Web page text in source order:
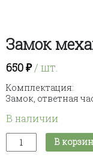
Замок
650₽/ шт.
Комплектация:
Замок, ответная
В наличии
Количество
товара
В